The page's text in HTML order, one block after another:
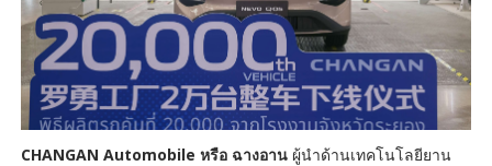
CHANGAN Automobile หรือ ฉางอาน ผู้นำด้านเทคโนโลยียาน